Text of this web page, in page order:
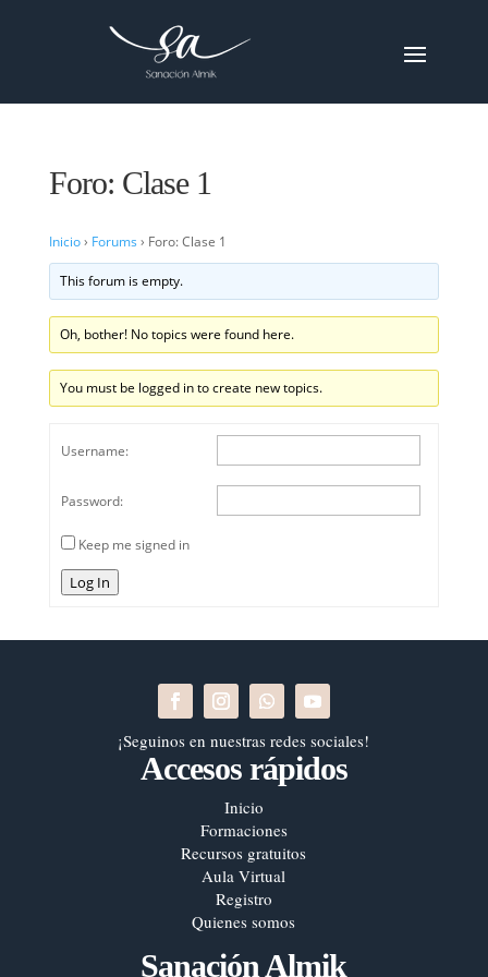
Foro: Clase 1
Inicio› Forums › Foro: Clase 1
This forum is empty.
Oh, bother! No topics were found here.
You must be logged in to create new topics.
Username:
Password:
Keep me signed in
Log In
¡Seguinos en nuestras redes sociales!
Accesos rápidos
Inicio
Formaciones
Recursos gratuitos
Aula Virtual
Registro
Quienes somos
Sanación Almik